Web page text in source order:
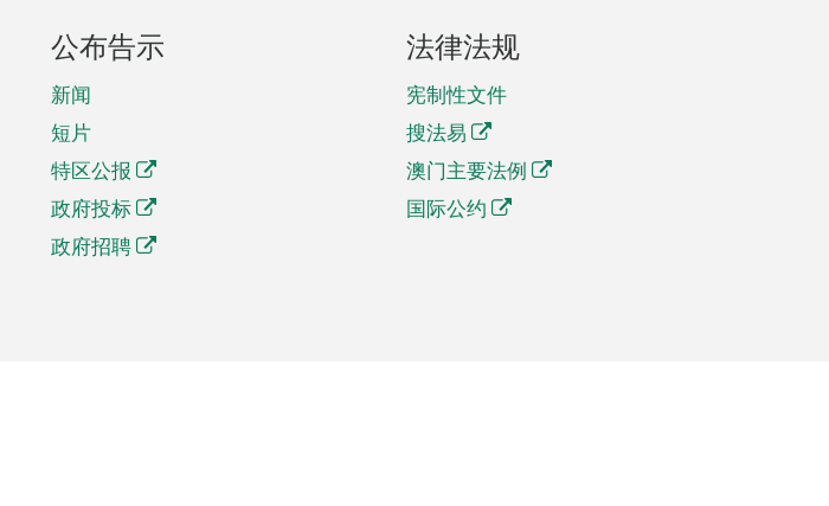
公布告示
新闻
短片
特区公报
政府投标
政府招聘
法律法规
宪制性文件
搜法易
澳门主要法例
国际公约